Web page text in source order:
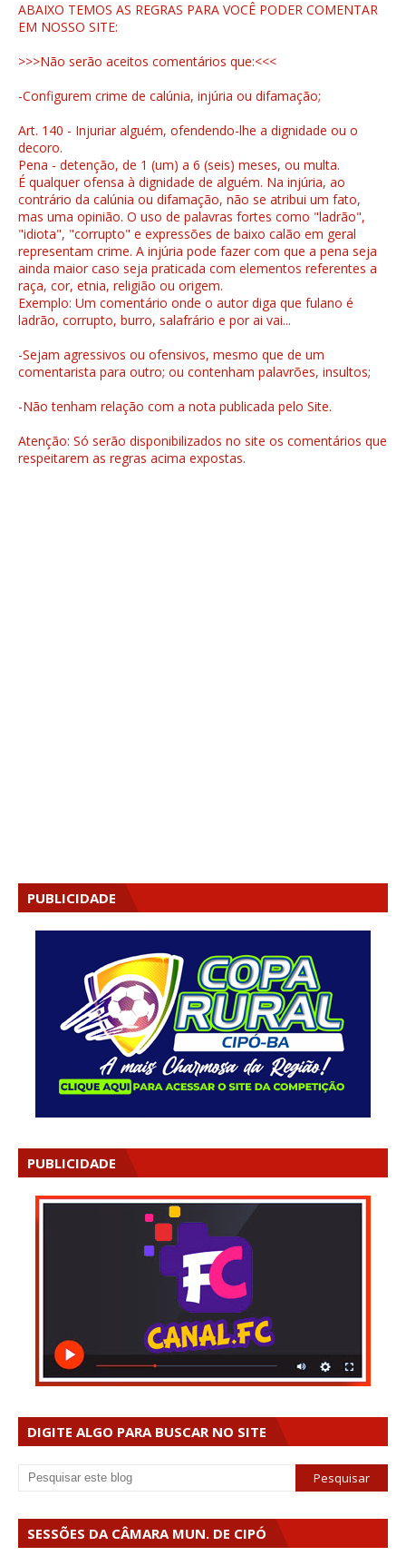
ABAIXO TEMOS AS REGRAS PARA VOCÊ PODER COMENTAR
EM NOSSO SITE:
>>>Não serão aceitos comentários que:<<<
-Configurem crime de calúnia, injúria ou difamação;
Art. 140 - Injuriar alguém, ofendendo-lhe a dignidade ou o
decoro.
Pena - detenção, de 1 (um) a 6 (seis) meses, ou multa.
É qualquer ofensa à dignidade de alguém. Na injúria, ao
contrário da calúnia ou difamação, não se atribui um fato,
mas uma opinião. O uso de palavras fortes como "ladrão",
"idiota", "corrupto" e expressões de baixo calão em geral
representam crime. A injúria pode fazer com que a pena seja
ainda maior caso seja praticada com elementos referentes a
raça, cor, etnia, religião ou origem.
Exemplo: Um comentário onde o autor diga que fulano é
ladrão, corrupto, burro, salafrário e por ai vai...
-Sejam agressivos ou ofensivos, mesmo que de um
comentarista para outro; ou contenham palavrões, insultos;
-Não tenham relação com a nota publicada pelo Site.
Atenção: Só serão disponibilizados no site os comentários que
respeitarem as regras acima expostas.
PUBLICIDADE
PUBLICIDADE
DIGITE ALGO PARA BUSCAR NO SITE
SESSÕES DA CÂMARA MUN. DE CIPÓ